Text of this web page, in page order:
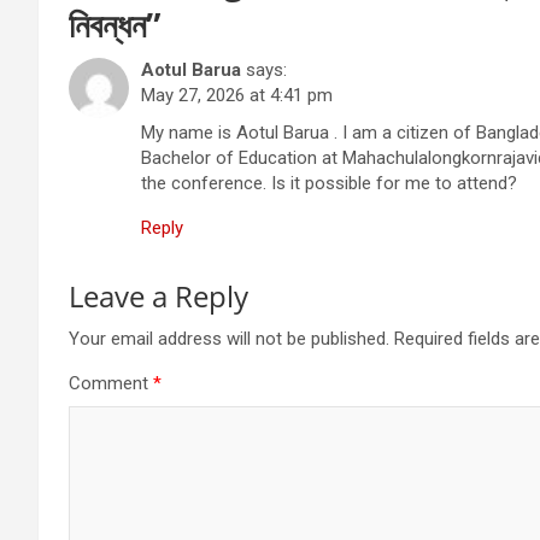
নিবন্ধন”
Aotul Barua says:
May 27, 2026 at 4:41 pm
My name is Aotul Barua . I am a citizen of
Bachelor of Education at
the conference. Is it possible for me to attend?
Reply
Leave a Reply
Your email address will not be published. Required fields
Comment *